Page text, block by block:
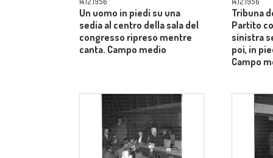
Un uomo in piedi su una
sedia al centro della sala del
congresso ripreso mentre
canta. Campo medio
Tribuna
Partito
sinistra
poi, in
Campo